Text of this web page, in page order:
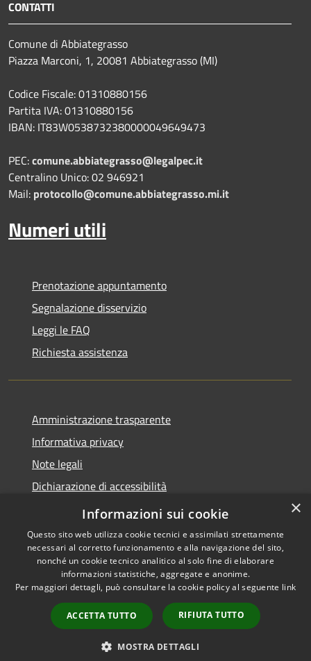
CONTATTI
Comune di Abbiategrasso
Piazza Marconi, 1, 20081 Abbiategrasso (MI)
Codice Fiscale: 01310880156
Partita IVA: 01310880156
IBAN: IT83W0538732380000049649473
PEC:comune.abbiategrasso@legalpec.it
Centralino Unico: 02 946921
Mail: protocollo@comune.abbiategrasso.mi.it
Numeri utili
Prenotazione appuntamento
Segnalazione disservizio
Leggi le FAQ
Richiesta assistenza
Amministrazione trasparente
Informativa privacy
Note legali
Dichiarazione di accessibilità
Whistleblowing
Accessibilità
Copyright © 2026 • Comune di
Abbiategrasso • Powered by
Municipium•
Accesso
redazione
×
Informazioni sui cookie
Questo sito web utilizza cookie tecnici e assimilati strettamente
necessari al corretto funzionamento e alla navigazione del sito,
nonché un cookie tecnico analitico al solo fine di elaborare
informazioni statistiche, aggregate e anonime.
Per maggiori dettagli, può consultare la cookie policy al seguente link
ACCETTA TUTTO RIFIUTA TUTTO
MOSTRA DETTAGLI